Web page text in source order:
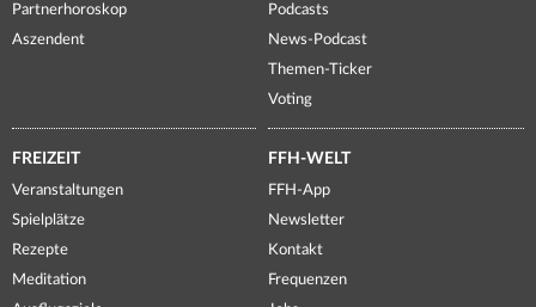
Partnerhoroskop
Aszendent
Podcasts
News-Podcast
Themen-Ticker
Voting
FREIZEIT
Veranstaltungen
Spielplätze
Rezepte
Meditation
FFH-WELT
FFH-App
Newsletter
Kontakt
Frequenzen